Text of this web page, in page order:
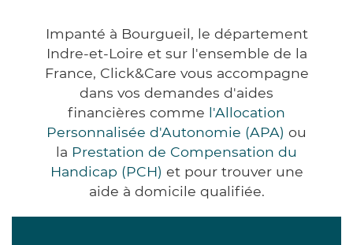
Impanté à Bourgueil, le département
Indre-et-Loire et sur l'ensemble de la
France, Click&Care vous accompagne
dans vos demandes d'aides
financières comme l'Allocation
Personnalisée d'Autonomie (APA) ou
la Prestation de Compensation du
Handicap (PCH) et pour trouver une
aide à domicile qualifiée.